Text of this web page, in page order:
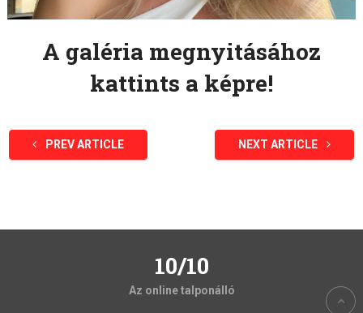
A galéria megnyitásához
kattints a képre!
PREV ARTICLE NEXT ARTICLE
10/10
Az online talponálló